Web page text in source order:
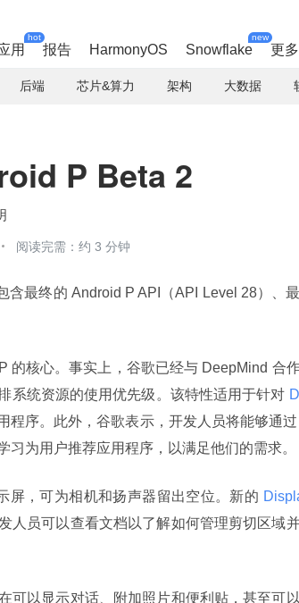
用
hot
报告 HarmonyOS Snowflake
new
更多
后端 芯片&算力 架构 大数据
P Beta 2
阅读完需：约 3 分钟
含最终的 Android P API（API Level 28）、
的核心。事实上，谷歌已经与 DeepMind 合
系统资源的使用优先级。该特性适用于针对
程序。此外，谷歌表示，开发人员将能够通过
习为用户推荐应用程序，以满足他们的需求。
屏，可为相机和扬声器留出空位。新的
人员可以查看文档以了解如何管理剪切区域
可以显示对话、附加照片和便利贴，甚至可